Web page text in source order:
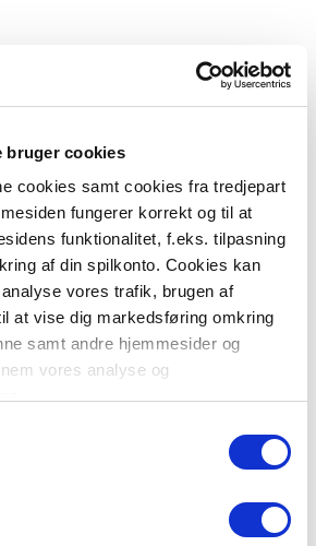
bruger cookies
cookies samt cookies fra tredjepart
fungerer korrekt og til at
funktionalitet, f.eks. tilpasning
af din spilkonto. Cookies kan
vores trafik, brugen af
at vise dig markedsføring omkring
samt andre hjemmesider og
vores analyse og
vores brug af cookies under
klikke videre til vores Cookiepolitik,